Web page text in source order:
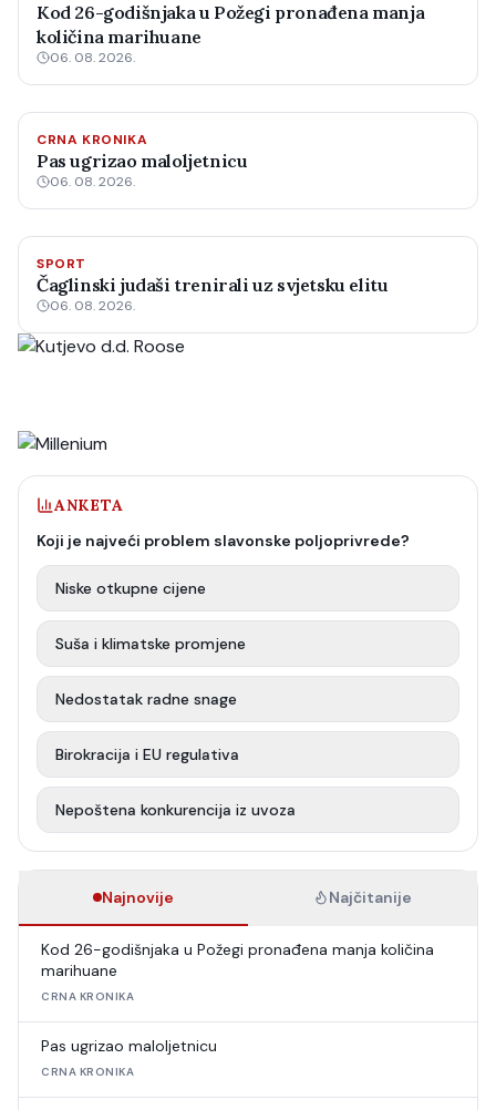
Kod 26-godišnjaka u Požegi pronađena manja
količina marihuane
06. 08. 2026.
CRNA KRONIKA
Pas ugrizao maloljetnicu
06. 08. 2026.
SPORT
Čaglinski judaši trenirali uz svjetsku elitu
06. 08. 2026.
ANKETA
Koji je najveći problem slavonske poljoprivrede?
Niske otkupne cijene
Suša i klimatske promjene
Nedostatak radne snage
Birokracija i EU regulativa
Nepoštena konkurencija iz uvoza
Najnovije Najčitanije
Kod 26-godišnjaka u Požegi pronađena manja količina
marihuane
CRNA KRONIKA
Pas ugrizao maloljetnicu
CRNA KRONIKA